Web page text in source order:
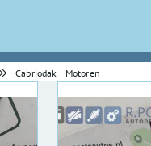
Cabriodak Motoren